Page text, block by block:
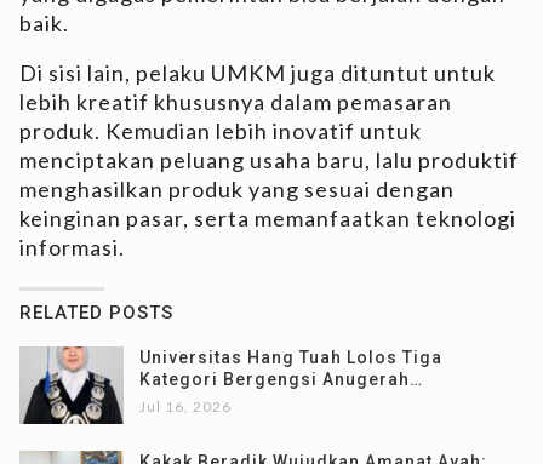
baik.
Di sisi lain, pelaku UMKM juga dituntut untuk
lebih kreatif khususnya dalam pemasaran
produk. Kemudian lebih inovatif untuk
menciptakan peluang usaha baru, lalu produktif
menghasilkan produk yang sesuai dengan
keinginan pasar, serta memanfaatkan teknologi
informasi.
RELATED POSTS
Universitas Hang Tuah Lolos Tiga
Kategori Bergengsi Anugerah…
Jul 16, 2026